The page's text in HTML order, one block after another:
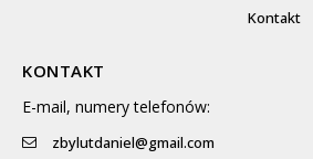
Kontakt
KONTAKT
E-mail, numery telefonów:
zbylutdaniel@gmail.com